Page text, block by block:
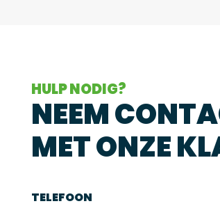
HULP NODIG?
NEEM
MET ONZE
TELEFOON